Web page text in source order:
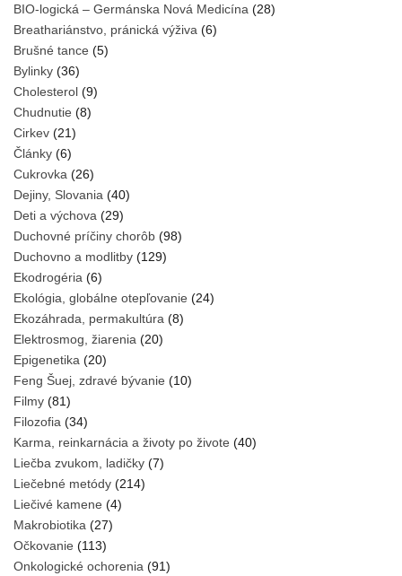
BIO-logická – Germánska Nová Medicína (28)
Breathariánstvo, pránická výživa (6)
Brušné tance (5)
Bylinky (36)
Cholesterol (9)
Chudnutie (8)
Cirkev (21)
Články (6)
Cukrovka (26)
Dejiny, Slovania (40)
Deti a výchova (29)
Duchovné príčiny chorôb (98)
Duchovno a modlitby (129)
Ekodrogéria (6)
Ekológia, globálne otepľovanie (24)
Ekozáhrada, permakultúra (8)
Elektrosmog, žiarenia (20)
Epigenetika (20)
Feng Šuej, zdravé bývanie (10)
Filmy (81)
Filozofia (34)
Karma, reinkarnácia a životy po živote (40)
Liečba zvukom, ladičky (7)
Liečebné metódy (214)
Liečivé kamene (4)
Makrobiotika (27)
Očkovanie (113)
Onkologické ochorenia (91)